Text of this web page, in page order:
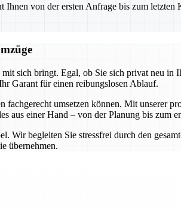
von der ersten Anfrage bis zum
sich bringt. Egal, ob Sie sich privat neu in
Garant für einen reibungslosen Ablauf.
umsetzen können. Mit unserer
aus einer Hand – von der Planung bis zum
begleiten Sie stressfrei durch den
übernehmen.